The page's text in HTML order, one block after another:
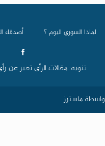
لماذا السوري اليوم ؟ أصدقاء
تنويه: مقالات الرأي تعبر
ماسترز